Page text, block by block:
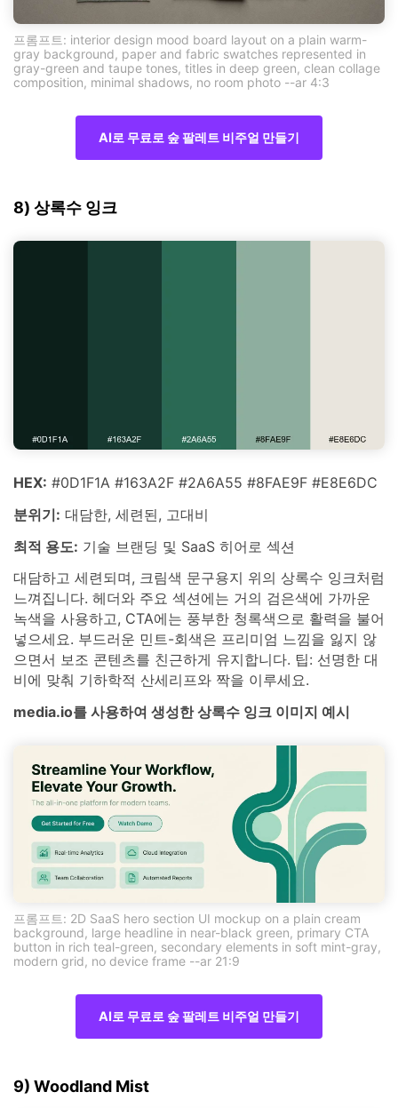
프롬프트: interior design mood board layout on a plain warm-
gray background, paper and fabric swatches represented in
gray-green and taupe tones, titles in deep green, clean collage
composition, minimal shadows, no room photo --ar 4:3
AI로 무료로 숲 팔레트 비주얼 만들기
8) 상록수 잉크
HEX: #0D1F1A #163A2F #2A6A55 #8FAE9F #E8E6DC
분위기: 대담한, 세련된, 고대비
최적 용도: 기술 브랜딩 및 SaaS 히어로 섹션
대담하고 세련되며, 크림색 문구용지 위의 상록수 잉크처럼
느껴집니다. 헤더와 주요 섹션에는 거의 검은색에 가까운
녹색을 사용하고, CTA에는 풍부한 청록색으로 활력을 불어
넣으세요. 부드러운 민트-회색은 프리미엄 느낌을 잃지 않
으면서 보조 콘텐츠를 친근하게 유지합니다. 팁: 선명한 대
비에 맞춰 기하학적 산세리프와 짝을 이루세요.
media.io를 사용하여 생성한 상록수 잉크 이미지 예시
프롬프트: 2D SaaS hero section UI mockup on a plain cream
background, large headline in near-black green, primary CTA
button in rich teal-green, secondary elements in soft mint-gray,
modern grid, no device frame --ar 21:9
AI로 무료로 숲 팔레트 비주얼 만들기
9) Woodland Mist